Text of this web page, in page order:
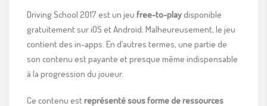
Driving School 2017 est un jeu free-to-playdisponible
gratuitement sur iOS et Android. Malheureusement, le jeu
contient des in-apps. En d’autres termes, une partie de
son contenu est payante et presque même indispensable
à la progression du joueur.
Ce contenu estreprésenté sous forme de ressources